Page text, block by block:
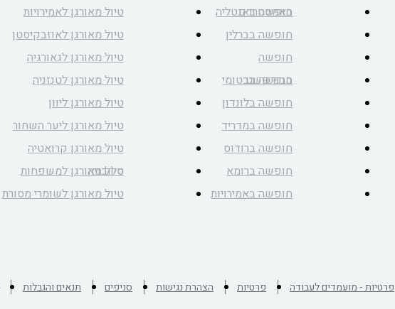
טיול מאורגן לאמירויות
טיול מאורגן לאוזבקיסטן
טיול מאורגן לגאורגיה
טיול מאורגן לטנזניה
טיול מאורגן ליוון
טיול מאורגן ליער השחור
טיול מאורגן קרואטיה
סלובניה
טיול מאורגן למשפחות
טיול מאורגן לשומרי מסורת
באמסטרדם
חופשה באנטליה
חופשה בברלין
חופשה
בבודפשט
חופשה בבטומי
חופשה בלונדון
חופשה במדריד
חופשה ברודוס
חופשה ברומא
חופשה באמירויות
תנאים והגבלות סניפים הצהרת נגישות פרטיות פרטיות - מועמדים לעבודה